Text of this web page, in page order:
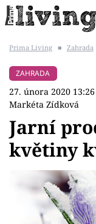
BYDLENÍ SLAVNÝCH
Témata
Bydlení
Zahrada
Prima Living ■ Zahrada
ZAHRADA
27. února 2020 13:26
Markéta Zídková
Jarní
květiny